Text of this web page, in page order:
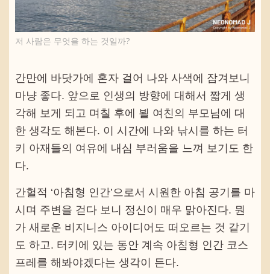
저 사람은 무엇을 하는 것일까?
간만에 바닷가에 혼자 걸어 나와 사색에 잠겨보니
마냥 좋다. 앞으로 인생의 방향에 대해서 짧게 생
각해 보게 되고 며칠 후에 뵐 여친의 부모님에 대
한 생각도 해본다. 이 시간에 나와 낚시를 하는 터
키 아재들의 여유에 내심 부러움을 느껴 보기도 한
다.
간헐적 ‘아침형 인간’으로서 시원한 아침 공기를 마
시며 주변을 걷다 보니 정신이 매우 맑아진다. 뭔
가 새로운 비지니스 아이디어도 떠오르는 것 같기
도 하고. 터키에 있는 동안 계속 아침형 인간 코스
프레를 해봐야겠다는 생각이 든다.